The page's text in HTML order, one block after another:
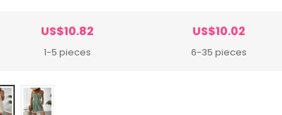
US$10.82
1-5 pieces
US$10.02
6-35 pieces